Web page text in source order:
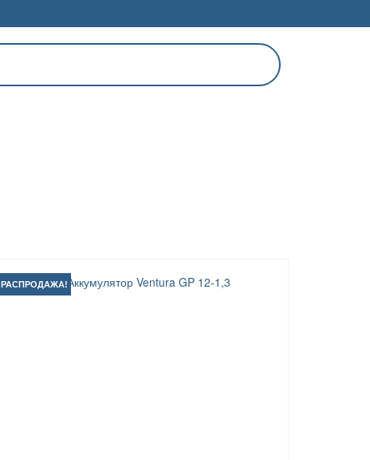
РАСПРОДАЖА!